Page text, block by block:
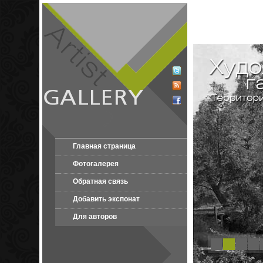
Главная страница
Фотогалерея
Обратная связь
Добавить экспонат
Для авторов